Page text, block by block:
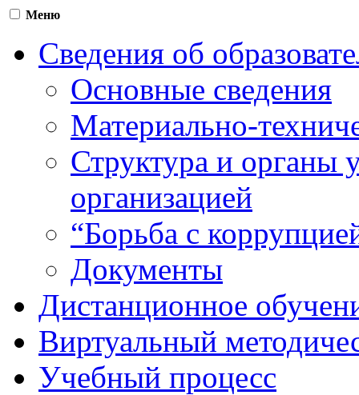
Меню
Сведения об
Основные сведения
Материально-
Структура и органы
организацией
“Борьба с
Документы
Дистанционное
Виртуальный
Учебный процесс